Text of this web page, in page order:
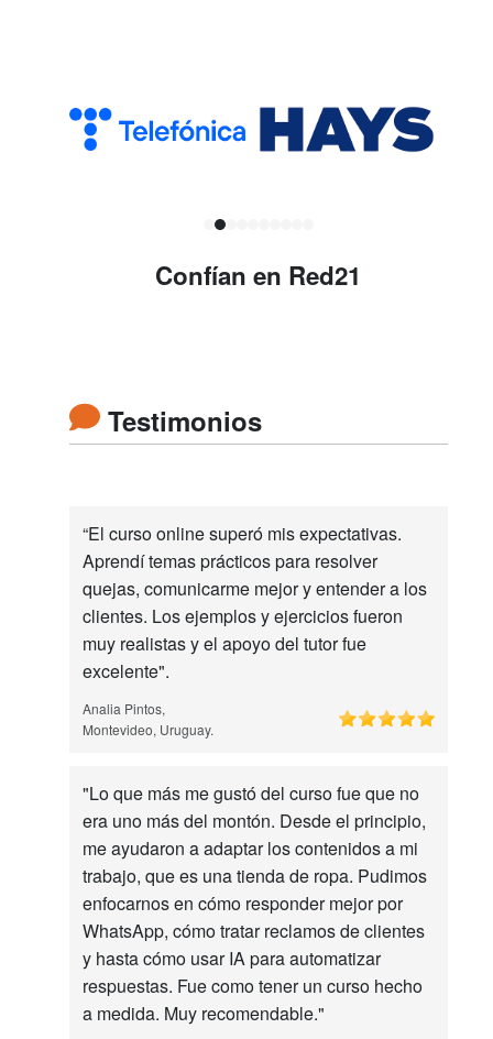
Confían en Red21
Testimonios
“El curso online superó mis expectativas.
Aprendí temas prácticos para resolver
quejas, comunicarme mejor y entender a los
clientes. Los ejemplos y ejercicios fueron
muy realistas y el apoyo del tutor fue
excelente".
Analia Pintos,
Montevideo, Uruguay.
"Lo que más me gustó del curso fue que no
era uno más del montón. Desde el principio,
me ayudaron a adaptar los contenidos a mi
trabajo, que es una tienda de ropa. Pudimos
enfocarnos en cómo responder mejor por
WhatsApp, cómo tratar reclamos de clientes
y hasta cómo usar IA para automatizar
respuestas. Fue como tener un curso hecho
a medida. Muy recomendable."